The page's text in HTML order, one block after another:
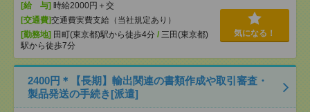
[給 与] 時給2000円＋交
[交通費]交通費実費支給（当社規定あり）
[勤務地] 田町(東京都)駅から徒歩4分 / 三田(東京都)
駅から徒歩7分
気になる！
2400円＊【長期】輸出関連の書類作成や取引審査・
製品発送の手続き[派遣]